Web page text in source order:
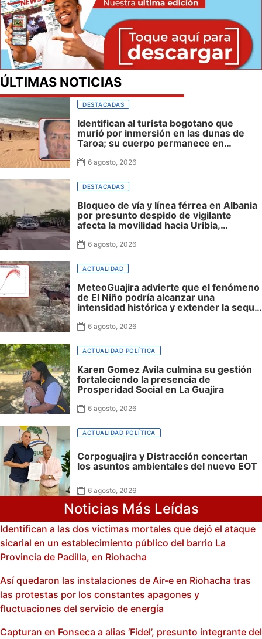
ÚLTIMAS NOTICIAS
DESTACADAS
Identifican al turista bogotano que
murió por inmersión en las dunas de
Taroa; su cuerpo permanece en
6 agosto, 2026
DESTACADAS
Bloqueo de vía y línea férrea en Albania
por presunto despido de vigilante
afecta la movilidad hacia Uribia,
6 agosto, 2026
ACTUALIDAD
MeteoGuajira advierte que el fenómeno
de El Niño podría alcanzar una
intensidad histórica y extender la sequía
6 agosto, 2026
ACTUALIDAD POLÍTICA
Karen Gomez Ávila culmina su gestión
fortaleciendo la presencia de
Prosperidad Social en La Guajira
6 agosto, 2026
ACTUALIDAD POLÍTICA
Corpoguajira y Distracción concertan
los asuntos ambientales del nuevo EOT
6 agosto, 2026
Noticias Más Leídas
Identifican a las dos víctimas mortales que dejó el ataque
sicarial en un establecimiento público del barrio La
Provincia de Padilla, en Riohacha
Así quedaron las instalaciones de Air-e en Riohacha tras
las protestas por los constantes apagones y
fluctuaciones del servicio de energía
Capturan en Fonseca a alias ‘Fidel’, presunto integrante del